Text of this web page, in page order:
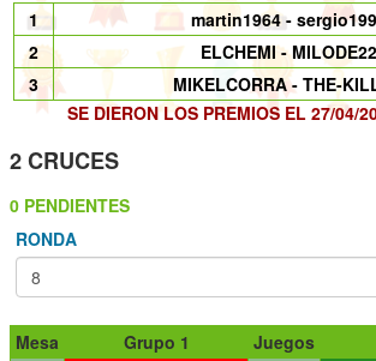
1
martin1964 -
2
ELCHEMI - MILODE22
3
MIKELCORRA - THE-
SE DIERON LOS PREMIOS EL 27/04/
2 CRUCES
0 PENDIENTES
RONDA
Mesa Grupo 1 Juegos